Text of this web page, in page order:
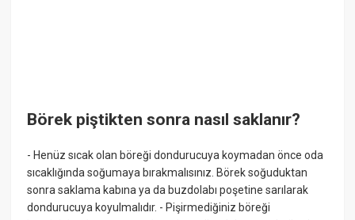
Börek piştikten sonra nasıl saklanır?
- Henüz sıcak olan böreği dondurucuya koymadan önce oda
sıcaklığında soğumaya bırakmalısınız. Börek soğuduktan
sonra saklama kabına ya da buzdolabı poşetine sarılarak
dondurucuya koyulmalıdır. - Pişirmediğiniz böreği